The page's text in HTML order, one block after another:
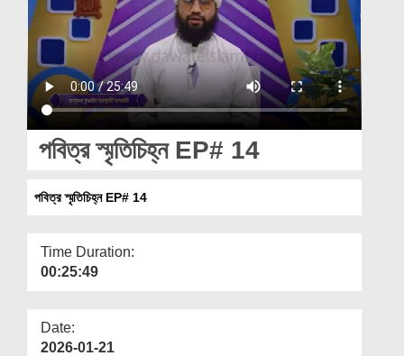
Volunteer Portal
Rohani Ilaj
Donation
Magazine
Departments
More
পবিত্র স্মৃতিচিহ্ন EP# 14
পবিত্র স্মৃতিচিহ্ন EP# 14
Time Duration:
00:25:49
Date:
2026-01-21